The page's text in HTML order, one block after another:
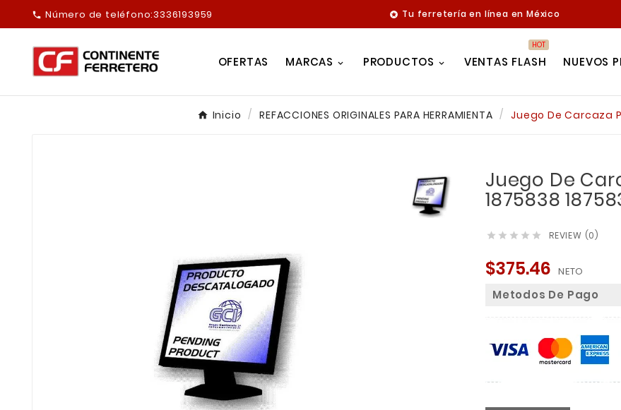
 Número de teléfono:3336193959  Tu ferretería en línea en México
OFERTAS MARCAS PRODUCTOS VENTAS FLASH
HOT
NUEVOS
Inicio REFACCIONES ORIGINALES PARA HERRAMIENTA Juego De Carcaza
Juego De
1875838
     REVIEW (0)
$375.46 NETO
Metodos De Pago